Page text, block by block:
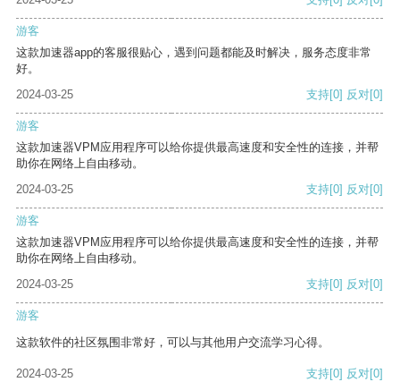
游客
这款加速器app的客服很贴心，遇到问题都能及时解决，服务态度非常
好。
2024-03-25
支持[0] 反对[0]
游客
这款加速器VPM应用程序可以给你提供最高速度和安全性的连接，并帮
助你在网络上自由移动。
2024-03-25
支持[0] 反对[0]
游客
这款加速器VPM应用程序可以给你提供最高速度和安全性的连接，并帮
助你在网络上自由移动。
2024-03-25
支持[0] 反对[0]
游客
这款软件的社区氛围非常好，可以与其他用户交流学习心得。
2024-03-25 支持[0] 反对[0]